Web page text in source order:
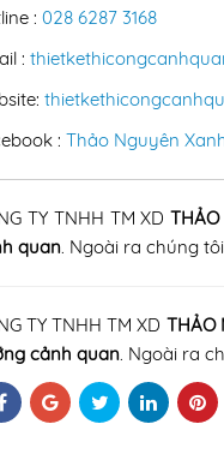
:028 6287 3168
:
:Thảo Nguyên
TY TNHH TM XD THẢO
quan. Ngoài ra chúng
TY TNHH TM XD THẢO
cảnh quan. Ngoài ra